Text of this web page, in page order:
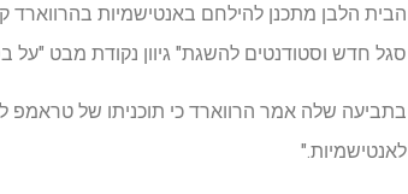
סגל חדש וסטודנטים להשגת" גיוון נקודת מבט "על
בתביעה שלה אמר הרווארד כי תוכניתו של טראמפ
לאנטישמיות."